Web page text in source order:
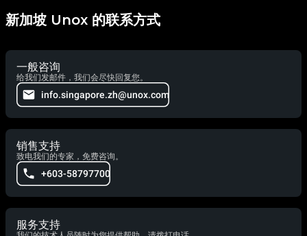
新加坡 Unox 的联系方式
一般咨询
给我们发邮件，我们会尽快回复您。
info.singapore.zh@unox.com
销售支持
致电我们的专家，免费咨询。
+603-58797700
服务支持